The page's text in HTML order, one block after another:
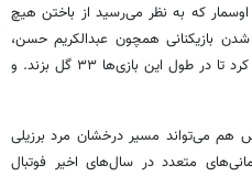
اوسمار که به نظر می‌رسید از باختن هیچ
بازیکنانی همچون عبدالکریم حسن،
اوستون ارونوف و عیسی آل‌کثیر تهاجمی کرد تا در طول این بازی‌ها ۳۳ گل بزند. و
هم می‌تواند مسیر درخشان مرد برزیلی
متعدد در سال‌های اخیر فوتبال